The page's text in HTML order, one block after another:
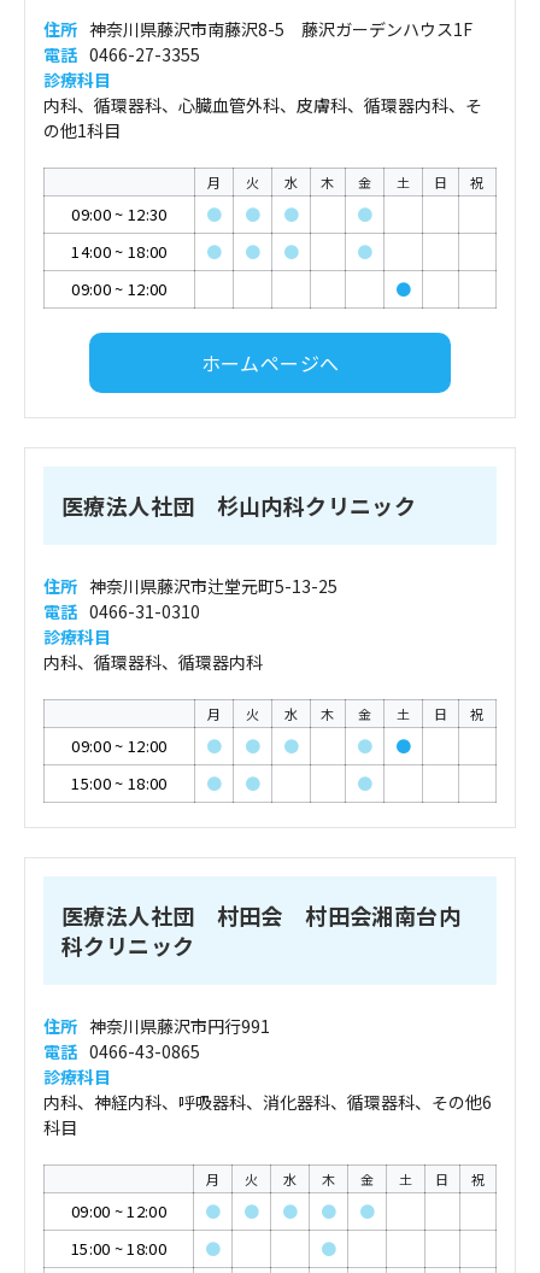
住所 神奈川県藤沢市南藤沢8-5 藤沢ガーデンハウス1F
電話 0466-27-3355
診療科目
内科、循環器科、心臓血管外科、皮膚科、循環器内科、そ
の他1科目
月 火 水 木 金 土 日 祝
09:00~ 12:30 ● ● ●
●
14:00~ 18:00 ● ● ●
●
09:00~ 12:00 ●
ホームページへ
医療法人社団 杉山内科クリニック
住所 神奈川県藤沢市辻堂元町5-13-25
電話 0466-31-0310
診療科目
内科、循環器科、循環器内科
月 火 水 木 金 土 日 祝
09:00~ 12:00 ● ● ● ●
●
15:00~ 18:00 ● ● ●
医療法人社団 村田会 村田会湘南台内
科クリニック
住所 神奈川県藤沢市円行991
電話 0466-43-0865
診療科目
内科、神経内科、呼吸器科、消化器科、循環器科、その他6
科目
月 火 水 木 金 土 日 祝
09:00 ~12:00 ● ● ● ●
●
15:00 ~18:00 ●
●